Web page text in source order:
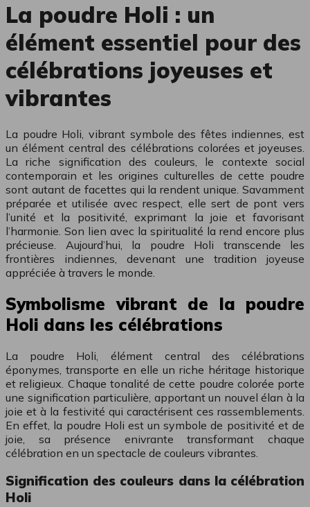
La poudre Holi : un
élément essentiel pour des
célébrations joyeuses et
vibrantes
La poudre Holi, vibrant symbole des fêtes indiennes, est
un élément central des célébrations colorées et joyeuses.
La riche signification des couleurs, le contexte social
contemporain et les origines culturelles de cette poudre
sont autant de facettes qui la rendent unique. Savamment
préparée et utilisée avec respect, elle sert de pont vers
l’unité et la positivité, exprimant la joie et favorisant
l’harmonie. Son lien avec la spiritualité la rend encore plus
précieuse. Aujourd’hui, la poudre Holi transcende les
frontières indiennes, devenant une tradition joyeuse
appréciée à travers le monde.
Symbolisme vibrant de la poudre
Holi dans les célébrations
La poudre Holi, élément central des célébrations
éponymes, transporte en elle un riche héritage historique
et religieux. Chaque tonalité de cette poudre colorée porte
une signification particulière, apportant un nouvel élan à la
joie et à la festivité qui caractérisent ces rassemblements.
En effet, la poudre Holi est un symbole de positivité et de
joie, sa présence enivrante transformant chaque
célébration en un spectacle de couleurs vibrantes.
Signification des couleurs dans la célébration
Holi